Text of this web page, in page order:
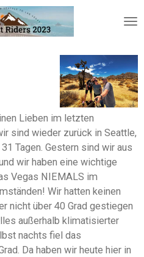
Lieben im letzten
sind wieder zurück in Seattle,
Tagen. Gestern sind wir aus
wir haben eine wichtige
Vegas NIEMALS im
Wir hatten keinen
nicht über 40 Grad gestiegen
außerhalb klimatisierter
nachts fiel das
Da haben wir heute hier in